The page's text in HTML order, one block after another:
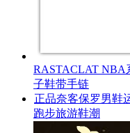
RASTACLAT NBA
子鞋带手链
正品奈客保罗男鞋
跑步旅游鞋潮